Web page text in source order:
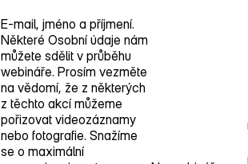
E‑mail, jméno a příjmení.
Některé Osobní údaje nám
můžete sdělit v průběhu
webináře. Prosím vezměte
na vědomí, že z některých
z těchto akcí můžeme
pořizovat videozáznamy
nebo fotografie. Snažíme
se o maximální